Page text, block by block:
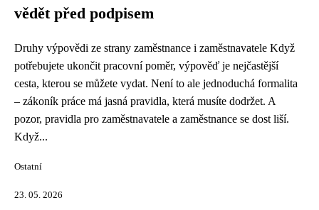
vědět před podpisem
Druhy výpovědi ze strany zaměstnance i zaměstnavatele Když
potřebujete ukončit pracovní poměr, výpověď je nejčastější
cesta, kterou se můžete vydat. Není to ale jednoduchá formalita
– zákoník práce má jasná pravidla, která musíte dodržet. A
pozor, pravidla pro zaměstnavatele a zaměstnance se dost liší.
Když...
Ostatní
23. 05. 2026